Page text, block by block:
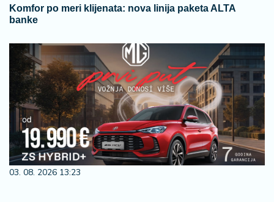
Komfor po meri klijenata: nova linija paketa ALTA
banke
03. 08. 2026 13:23